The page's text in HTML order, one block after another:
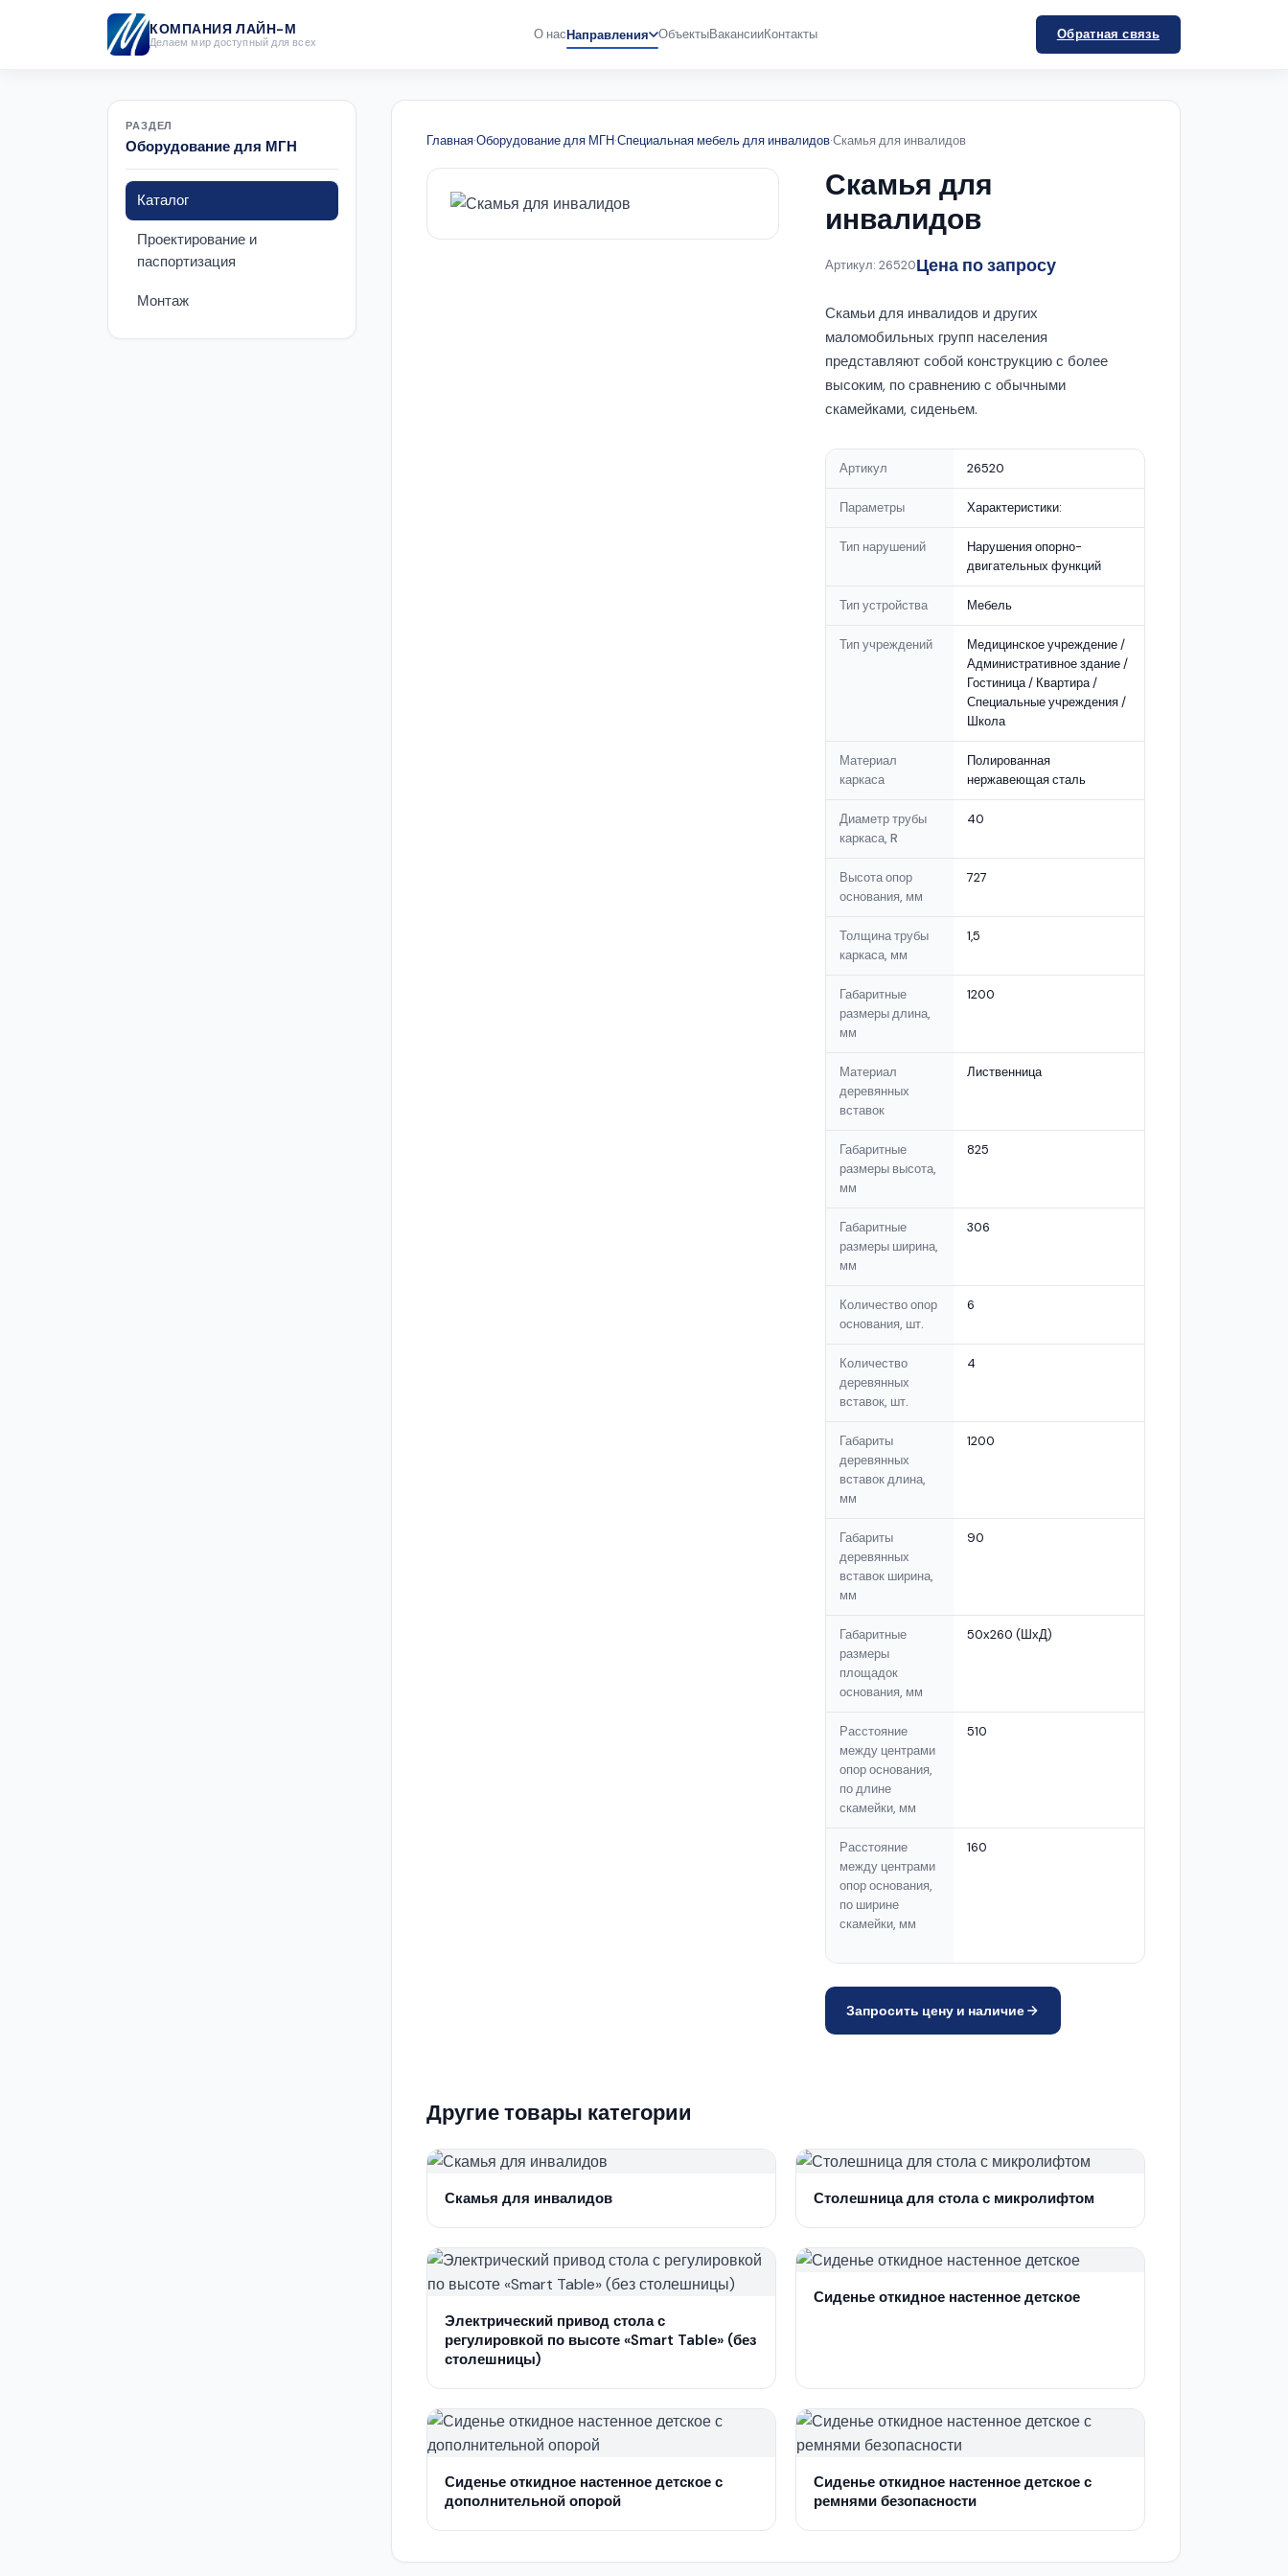
КОМПАНИЯ ЛАЙН-М
Делаем мир доступный для всех О насНаправления ОбъектыВакансииКонтакты Обратная связь
РАЗДЕЛ
Оборудование для МГН
Каталог
Проектирование и
паспортизация
Монтаж
Главная·Оборудование для МГН·Специальная мебель для инвалидов·Скамья для инвалидов
Скамья для
инвалидов
Артикул: 26520Цена по запросу
Скамьи для инвалидов и других
маломобильных групп населения
представляют собой конструкцию с более
высоким, по сравнению с обычными
скамейками, сиденьем.
Артикул 26520
Параметры Характеристики:
Тип нарушений
Нарушения опорно-
двигательных функций
Тип устройства Мебель
Тип учреждений
Медицинское учреждение /
Административное здание /
Гостиница / Квартира /
Специальные учреждения /
Школа
Материал
каркаса
Полированная
нержавеющая сталь
Диаметр трубы
каркаса, R
40
Высота опор
основания, мм
727
Толщина трубы
каркаса, мм
1,5
Габаритные
размеры длина,
мм
1200
Материал
деревянных
вставок
Лиственница
Габаритные
размеры высота,
мм
825
Габаритные
размеры ширина,
мм
306
Количество опор
основания, шт.
6
Количество
деревянных
вставок, шт.
4
Габариты
деревянных
вставок длина,
мм
1200
Габариты
деревянных
вставок ширина,
мм
90
Габаритные
размеры
площадок
основания, мм
50х260 (ШхД)
Расстояние
между центрами
опор основания,
по длине
скамейки, мм
510
Расстояние
между центрами
опор основания,
по ширине
скамейки, мм
160
Запросить цену и наличие
Другие товары категории
Скамья для инвалидов Столешница для стола с микролифтом
Электрический привод стола с
регулировкой по высоте «Smart Table» (без
столешницы)
Сиденье откидное настенное детское
Сиденье откидное настенное детское с
дополнительной опорой
Сиденье откидное настенное детское с
ремнями безопасности